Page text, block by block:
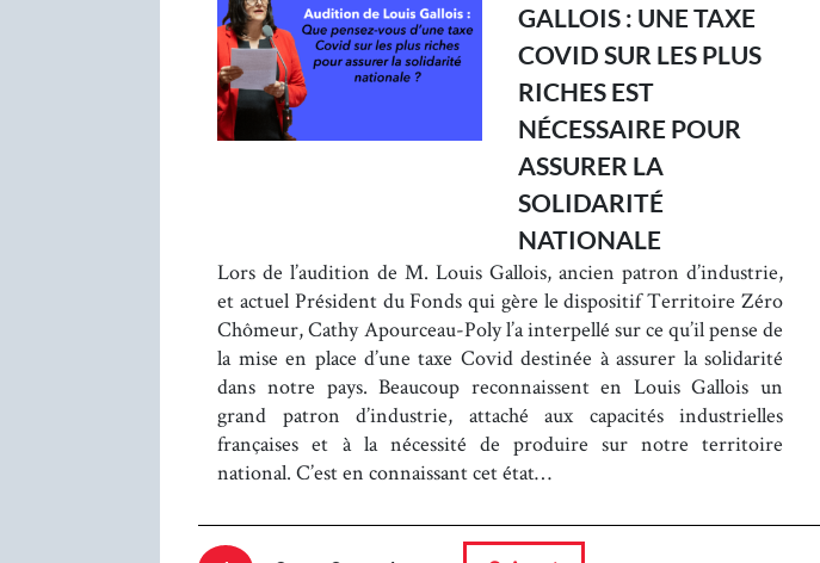
GALLOIS : UNE TAXE
COVID SUR LES PLUS
RICHES EST
NÉCESSAIRE POUR
ASSURER LA
SOLIDARITÉ
NATIONALE
Lors de l’audition de M. Louis Gallois, ancien patron d’industrie,
et actuel Président du Fonds qui gère le dispositif Territoire Zéro
Chômeur, Cathy Apourceau-Poly l’a interpellé sur ce qu’il pense de
la mise en place d’une taxe Covid destinée à assurer la solidarité
dans notre pays. Beaucoup reconnaissent en Louis Gallois un
grand patron d’industrie, attaché aux capacités industrielles
françaises et à la nécessité de produire sur notre territoire
national. C’est en connaissant cet état…